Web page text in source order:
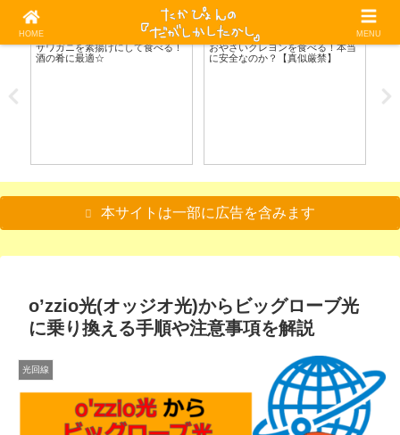
料理/食べる
サワガニを素揚げにして食べる！
酒の肴に最適☆
料理/食べる
おやさいクレヨンを食べる！本当
に安全なのか？【真似厳禁】
【
本サイトは一部に広告を含みます
o’zzio光(オッジオ光)からビッグローブ光
に乗り換える手順や注意事項を解説
光回線
HOME MENU